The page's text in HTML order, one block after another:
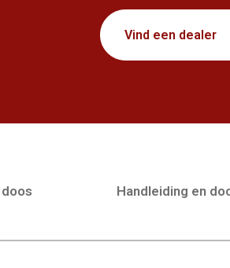
Vind een dealer
Handleiding en